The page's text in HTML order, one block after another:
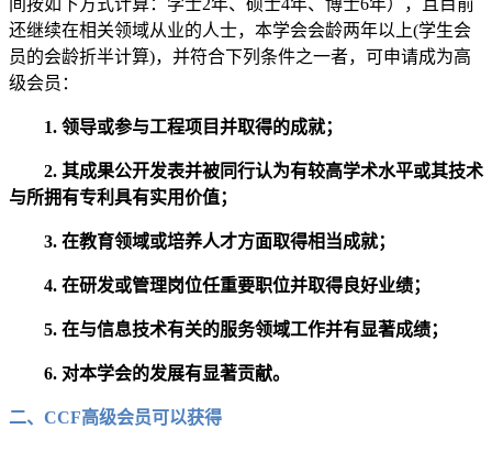
间按如下方式计算：学士2年、硕士4年、博士6年），且目前
还继续在相关领域从业的人士，本学会会龄两年以上(学生会
员的会龄折半计算)，并符合下列条件之一者，可申请成为高
级会员：
1. 领导或参与工程项目并取得的成就；
2. 其成果公开发表并被同行认为有较高学术水平或其技术
与所拥有专利具有实用价值；
3. 在教育领域或培养人才方面取得相当成就；
4. 在研发或管理岗位任重要职位并取得良好业绩；
5. 在与信息技术有关的服务领域工作并有显著成绩；
6. 对本学会的发展有显著贡献。
二、CCF高级会员可以获得